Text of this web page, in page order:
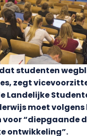
studenten
zegt
Landelijke
moet volgens
“diepgaande
ontwikkeling”.